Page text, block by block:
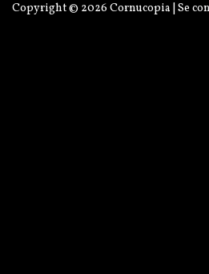
Copyright © 2026 Cornucopia Se